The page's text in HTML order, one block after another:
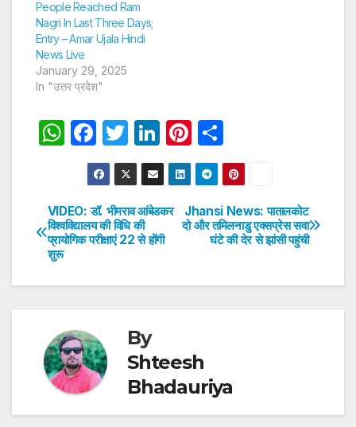
People Reached Ram
Nagri In Last Three Days;
Entry – Amar Ujala Hindi
News Live
January 29, 2025
In "उत्तर प्रदेश"
W
s
A
p
F
a
c
e
b
o
T
w
itt
er
Li
n
k
e
dI
Pi
nt
er
e
st
h
ar
e
Post
navigation
Jhansi News: पातालकोट
दो और तमिलनाडु एक्सप्रेस सवा
घंटे की देर से झांसी पहुंची
VIDEO: डॉ. भीमराव आंबेडकर
विश्वविद्यालय की विधि की
प्रायोगिक परीक्षाएं 22 से होंगी
शुरू
By
Shteesh
Bhadauriya